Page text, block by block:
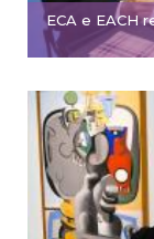
ECA e EACH